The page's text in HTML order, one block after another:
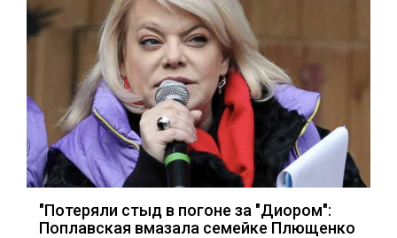
"Потеряли стыд в погоне за "Диором":
Поплавская вмазала семейке Плющенко